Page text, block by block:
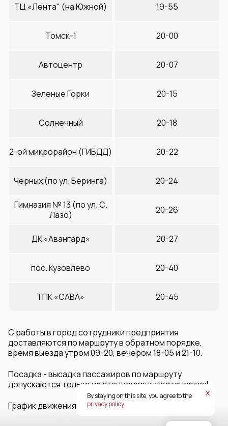
ТЦ «Лента" (на Южной)
19-55
Томск-1 20-00
Автоцентр 20-07
Зеленые Горки 20-15
Солнечный 20-18
2-ой микрорайон (ГИБДД) 20-22
Черных (по ул. Беринга) 20-24
Гимназия № 13 (по ул. С.
Лазо)
20-26
ДК «Авангард» 20-27
пос. Кузовлево 20-40
ТПК «САВА» 20-45
С работы в город сотрудники предприятия
доставляются по маршруту в обратном порядке,
время выезда утром 09-20, вечером 18-05 и 21-10.
Посадка - высадка пассажиров по маршруту
допускаются только на стационарных остановках!
График движения действителен для будних дней!
By staying on this site, you agree to the
privacy policy
х